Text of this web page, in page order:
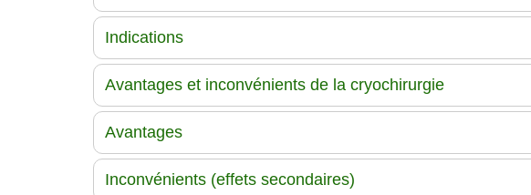
Indications
Avantages et inconvénients de la cryochirurgie
Avantages
Inconvénients (effets secondaires)